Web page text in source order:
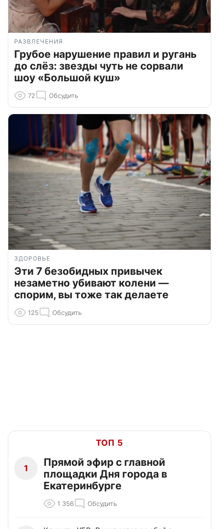
РАЗВЛЕЧЕНИЯ
Грубое нарушение правил и ругань
до слёз: звезды чуть не сорвали
шоу «Большой куш»
72 Обсудить
ЗДОРОВЬЕ
Эти 7 безобидных привычек
незаметно убивают колени —
спорим, вы тоже так делаете
125 Обсудить
ТОП 5
1
Прямой эфир с главной
площадки Дня города в
Екатеринбурге
1 356 Обсудить